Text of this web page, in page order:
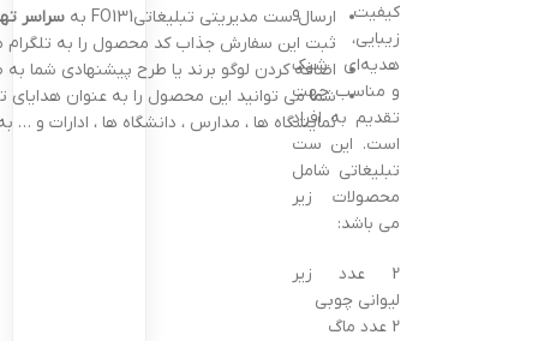
کیفیت و
زیبایی،
هدیه‌ای شیک
و مناسب جهت
تقدیم به افراد
است. این ست
تبلیغاتی شامل
محصولات زیر
می باشد:
2 عدد زیر
لیوانی چوبی
2 عدد ماگ
ارسال ست مدیریتی تبلیغاتیFO131 به
سراسر
ثبت این سفارش جذاب کد محصول را به تلگرام
اضافه کردن لوگو برند یا طرح پیشنهادی شما
شما می توانید این محصول را به عنوان هدایای
نمایشگاه ها ، مدارس ، دانشگاه ها ، ادارات و …